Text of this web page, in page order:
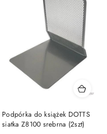
Podpórka do książek DOTTS
siatka Z8100 srebrna (2szt)